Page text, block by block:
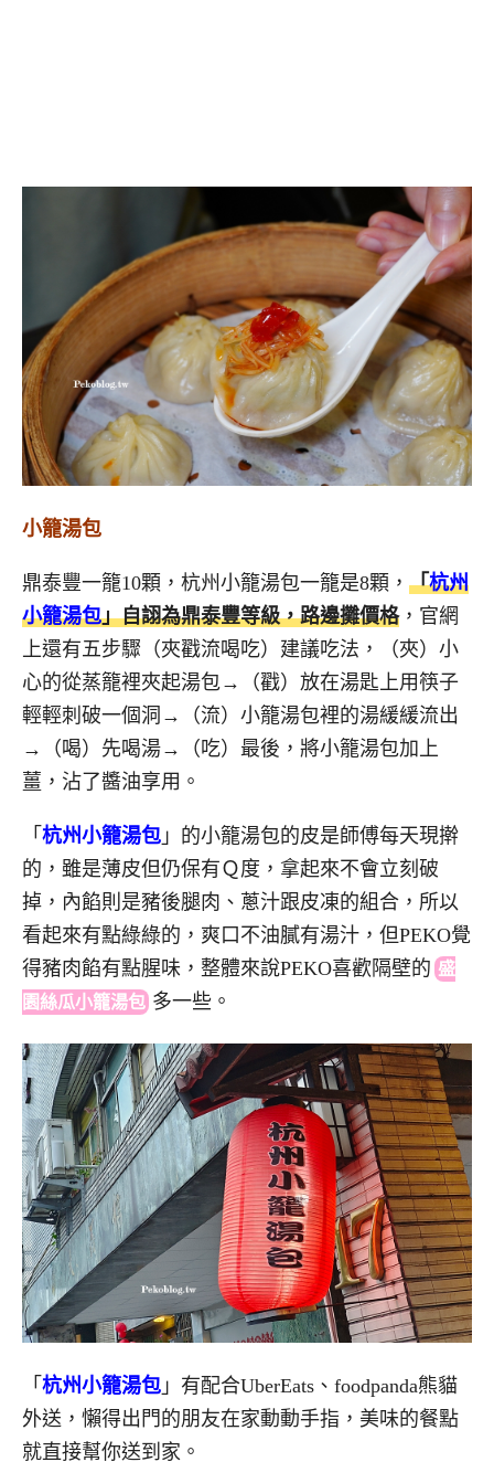
小籠湯包
鼎泰豐一籠10顆，杭州小籠湯包一籠是8顆， 「杭州
小籠湯包」自詡為鼎泰豐等級，路邊攤價格，官網
上還有五步驟（夾戳流喝吃）建議吃法，（夾）小
心的從蒸籠裡夾起湯包→（戳）放在湯匙上用筷子
輕輕刺破一個洞→（流）小籠湯包裡的湯緩緩流出
→（喝）先喝湯→（吃）最後，將小籠湯包加上
薑，沾了醬油享用。
「 杭州小籠湯包 」的小籠湯包的皮是師傅每天現擀
的，雖是薄皮但仍保有Ｑ度，拿起來不會立刻破
掉，內餡則是豬後腿肉、蔥汁跟皮凍的組合，所以
看起來有點綠綠的，爽口不油膩有湯汁，但PEKO覺
得豬肉餡有點腥味，整體來說PEKO喜歡隔壁的 盛
園絲瓜小籠湯包 多一些。
「 杭州小籠湯包 」有配合UberEats、foodpanda熊貓
外送，懶得出門的朋友在家動動手指，美味的餐點
就直接幫你送到家。